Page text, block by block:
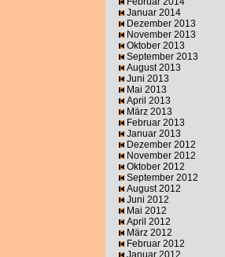
Januar 2014
Dezember 2013
November 2013
Oktober 2013
September 2013
August 2013
Juni 2013
Mai 2013
April 2013
März 2013
Februar 2013
Januar 2013
Dezember 2012
November 2012
Oktober 2012
September 2012
August 2012
Juni 2012
Mai 2012
April 2012
März 2012
Februar 2012
Januar 2012